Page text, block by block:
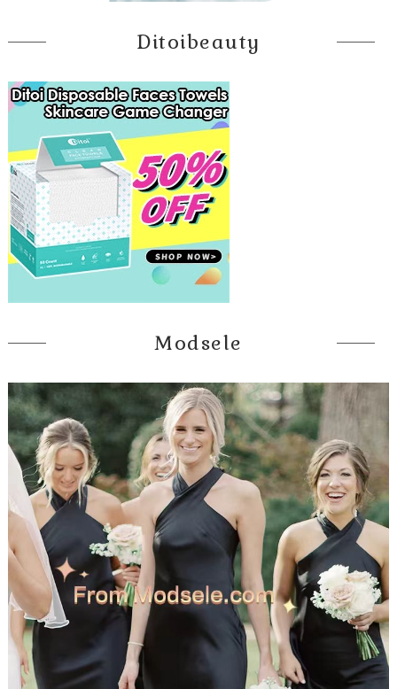
Ditoibeauty
Modsele